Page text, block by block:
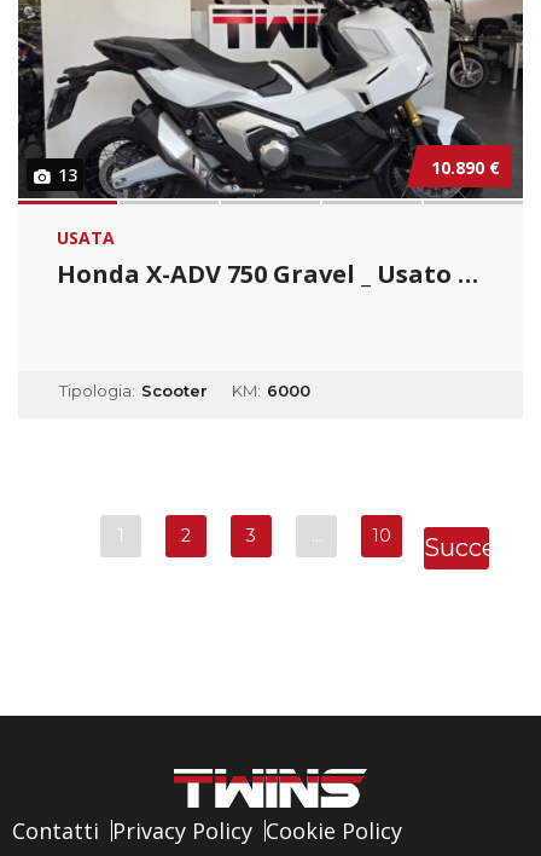
13 10.890 €
USATA
Honda X-ADV 750 Gravel _ Usato Permutabile.....
Tipologia: Scooter KM: 6000
1 2 3 … 10
Contatti Privacy Policy Cookie Policy